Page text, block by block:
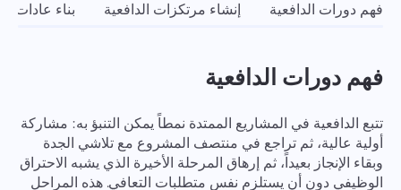
فهم دورات الدافعية إنشاء مرتكزات الدافعية بناء عادات
فهم دورات الدافعية
تتبع الدافعية في المشاريع الممتدة نمطاً يمكن التنبؤ به: مشاركة
أولية عالية، ثم تراجع في منتصف المشروع مع تلاشي الجدة
وبقاء الإنجاز بعيداً، ثم إرهاق المرحلة الأخيرة الذي يشبه الاحتراق
الوظيفي دون أن يستلزم نفس متطلبات التعافي. هذه المراحل